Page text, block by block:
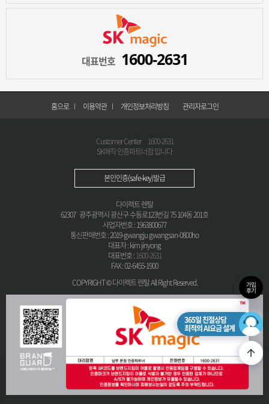
대표번호 1600-2631
홈으로 이용약관 개인정보처리방침 관리자로그인
Customer Center 1600-2631
SK매직 인증파트너점 입니다
본인인증(safe-key)발급
다이렉트 렌탈
62307 광주광역시 광산구 수등로123번길 75 104동 201호
사업자번호 : 1963800677
통신판매번호 : 2019-gwangju gwangsan-0800ho
대표자 : kim jinyong
대표번호 :1600-2631
FAX : 02-6455-1900
COPYRIGHT © 다이렉트 렌탈 All Right Reserved.
가입
후기
365일 친절상담
최적의 AI요금 설계